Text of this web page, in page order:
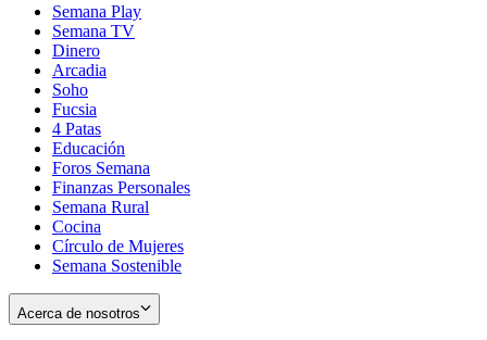
Semana Play
Semana TV
Dinero
Arcadia
Soho
in
new
window
Fucsia
in
new
window
4 Patas
Educación
Foros Semana
Finanzas Personales
Semana Rural
Cocina
Círculo de Mujeres
Semana Sostenible
Acerca de nosotros